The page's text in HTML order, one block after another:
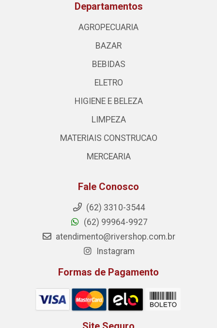
Departamentos
AGROPECUARIA
BAZAR
BEBIDAS
ELETRO
HIGIENE E BELEZA
LIMPEZA
MATERIAIS CONSTRUCAO
MERCEARIA
Fale Conosco
(62) 3310-3544
(62) 99964-9927
atendimento@rivershop.com.br
Instagram
Formas de Pagamento